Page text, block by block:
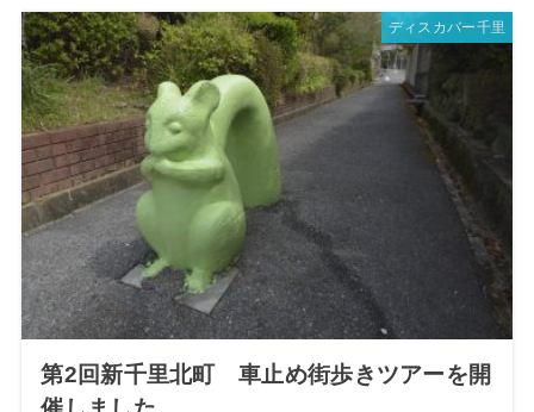
ディスカバー千里
第2回新千里北町 車止め街歩きツアーを開